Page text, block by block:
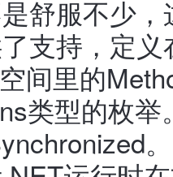
舒服不少
支持，定
间里的
类型的枚